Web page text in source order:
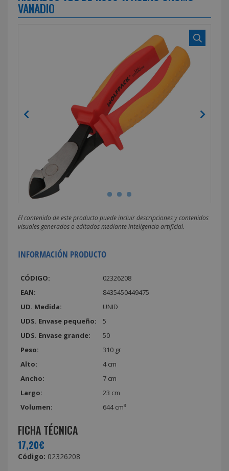
VANADIO
El contenido de este producto puede incluir descripciones y contenidos
visuales generados o editados mediante inteligencia artificial.
INFORMACIÓN PRODUCTO
CÓDIGO:
02326208
EAN:
8435450449475
UD. Medida:
UNID
UDS. Envase pequeño:
5
UDS. Envase grande:
50
Peso:
310 gr
Alto:
4 cm
Ancho:
7 cm
Largo:
23 cm
Volumen:
644 cm³
FICHA TÉCNICA
17,20€
Código: 02326208